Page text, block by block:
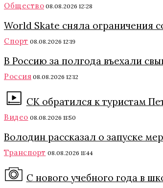
Общество 08.08.2026 12:28
World Skate сняла ограничения
Спорт 08.08.2026 12:19
В Россию за полгода въехали
Россия 08.08.2026 12:12
СК обратился к туристам
Видео 08.08.2026 11:50
Володин рассказал о запуске
Транспорт 08.08.2026 11:44
С нового учебного года в